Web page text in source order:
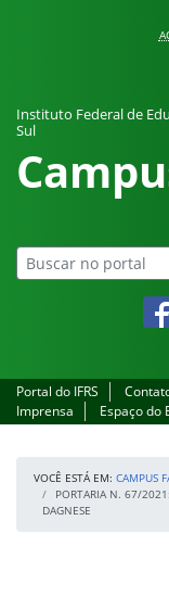
Instituto Federal de
Sul
Portal do IFRS
Imprensa
Espaço do
VOCÊ ESTÁ EM: CAMPUS
PORTARIA N. 67/
DAGNESE